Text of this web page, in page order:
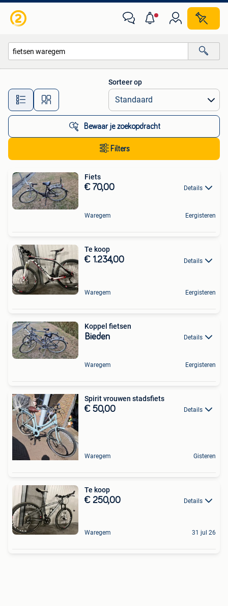
Alle afstanden…
Sorteer op
Bewaar je zoekopdracht
Filters
Fiets
€ 70,00 Details
Waregem Eergisteren
Te koop
€ 1.234,00 Details
Waregem Eergisteren
Koppel fietsen
Bieden Details
Waregem Eergisteren
Spirit vrouwen stadsfiets
€ 50,00 Details
Waregem Gisteren
Te koop
€ 250,00 Details
Waregem 31 jul 26